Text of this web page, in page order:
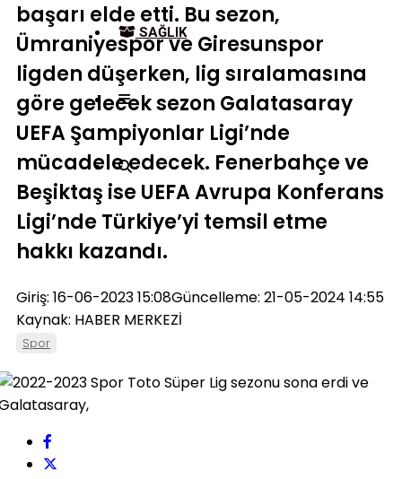
SAĞLIK
başarı elde etti. Bu sezon,
Ümraniyespor ve Giresunspor
ligden düşerken, lig sıralamasına
göre gelecek sezon Galatasaray
UEFA Şampiyonlar Ligi’nde
mücadele edecek. Fenerbahçe ve
Beşiktaş ise UEFA Avrupa Konferans
Ligi’nde Türkiye’yi temsil etme
hakkı kazandı.
Giriş: 16-06-2023 15:08Güncelleme: 21-05-2024 14:55
Kaynak: HABER MERKEZİ
Spor